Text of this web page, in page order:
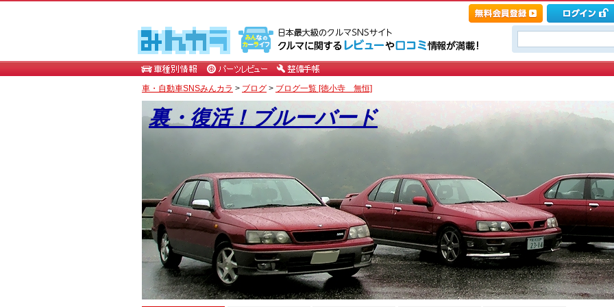
車・自動車SNSみんカラ > ブログ > ブログ一覧 [徳小寺 無恒]
裏・復活！ブルーバード